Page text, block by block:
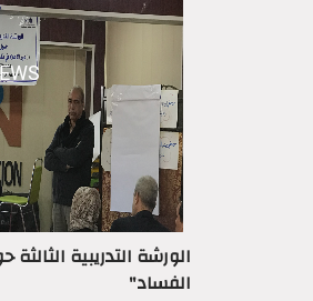
الورشة التدريبية
الفساد"